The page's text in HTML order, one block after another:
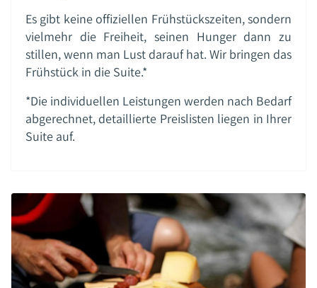
Es gibt keine offiziellen Frühstückszeiten, sondern
vielmehr die Freiheit, seinen Hunger dann zu
stillen, wenn man Lust darauf hat. Wir bringen das
Frühstück in die Suite.*
*Die individuellen Leistungen werden nach Bedarf
abgerechnet, detaillierte Preislisten liegen in Ihrer
Suite auf.